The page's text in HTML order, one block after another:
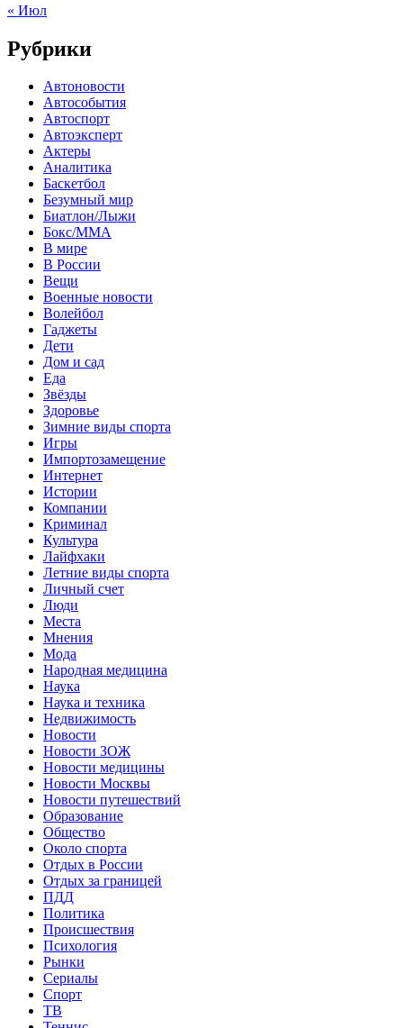
« Июл
Рубрики
Автоновости
Автособытия
Автоспорт
Автоэксперт
Актеры
Аналитика
Баскетбол
Безумный мир
Биатлон/Лыжи
Бокс/MMA
В мире
В России
Вещи
Военные новости
Волейбол
Гаджеты
Дети
Дом и сад
Еда
Звёзды
Здоровье
Зимние виды спорта
Игры
Импортозамещение
Интернет
Истории
Компании
Криминал
Культура
Лайфхаки
Летние виды спорта
Личный счет
Люди
Места
Мнения
Мода
Народная медицина
Наука
Наука и техника
Недвижимость
Новости
Новости ЗОЖ
Новости медицины
Новости Москвы
Новости путешествий
Образование
Общество
Около спорта
Отдых в России
Отдых за границей
ПДД
Политика
Происшествия
Психология
Рынки
Сериалы
Спорт
ТВ